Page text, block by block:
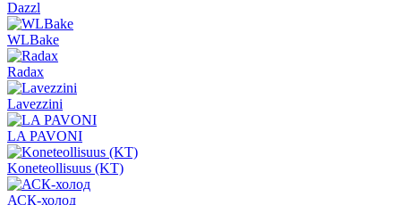
Dazzl
WLBake
Radax
Lavezzini
LA PAVONI
Koneteollisuus (KT)
АСК-холод